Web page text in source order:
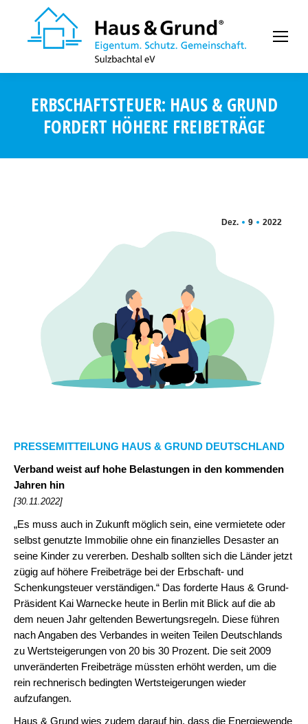
ERBSCHAFTSTEUER: HAUS & GRUND
FORDERT HÖHERE FREIBETRÄGE
Dez. 9 2022
PRESSEMITTEILUNG HAUS & GRUND DEUTSCHLAND
Verband weist auf hohe Belastungen in den kommenden
Jahren hin
[30.11.2022]
„Es muss auch in Zukunft möglich sein, eine vermietete oder
selbst genutzte Immobilie ohne ein finanzielles Desaster an
seine Kinder zu vererben. Deshalb sollten sich die Länder jetzt
zügig auf höhere Freibeträge bei der Erbschaft- und
Schenkungsteuer verständigen.“ Das forderte Haus & Grund-
Präsident Kai Warnecke heute in Berlin mit Blick auf die ab
dem neuen Jahr geltenden Bewertungsregeln. Diese führen
nach Angaben des Verbandes in weiten Teilen Deutschlands
zu Wertsteigerungen von 20 bis 30 Prozent. Die seit 2009
unveränderten Freibeträge müssten erhöht werden, um die
rein rechnerisch bedingten Wertsteigerungen wieder
aufzufangen.
Haus & Grund wies zudem darauf hin, dass die Energiewende